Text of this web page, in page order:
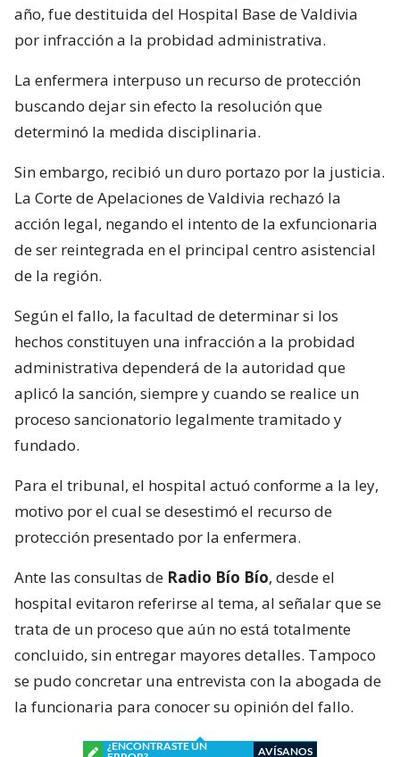
año, fue destituida del Hospital Base de Valdivia
por infracción a la probidad administrativa.
La enfermera interpuso un recurso de protección
buscando dejar sin efecto la resolución que
determinó la medida disciplinaria.
Sin embargo, recibió un duro portazo por la justicia.
La Corte de Apelaciones de Valdivia rechazó la
acción legal, negando el intento de la exfuncionaria
de ser reintegrada en el principal centro asistencial
de la región.
Según el fallo, la facultad de determinar si los
hechos constituyen una infracción a la probidad
administrativa dependerá de la autoridad que
aplicó la sanción, siempre y cuando se realice un
proceso sancionatorio legalmente tramitado y
fundado.
Para el tribunal, el hospital actuó conforme a la ley,
motivo por el cual se desestimó el recurso de
protección presentado por la enfermera.
Ante las consultas de Radio Bío Bío, desde el
hospital evitaron referirse al tema, al señalar que se
trata de un proceso que aún no está totalmente
concluido, sin entregar mayores detalles. Tampoco
se pudo concretar una entrevista con la abogada de
la funcionaria para conocer su opinión del fallo.
¿ENCONTRASTE UN
AVÍSANOS